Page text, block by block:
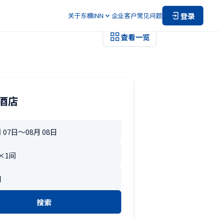
关于东横INN 企业客户常见问题 登录
查看一览
店
搜索